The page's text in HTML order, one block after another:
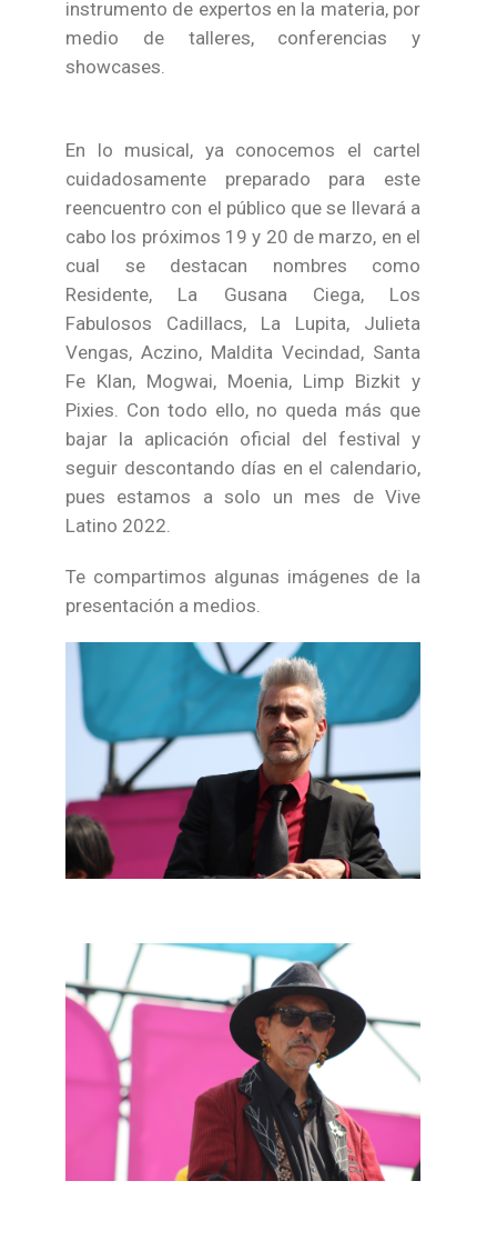
instrumento de expertos en la materia, por
medio de talleres, conferencias y
showcases.
En lo musical, ya conocemos el cartel
cuidadosamente preparado para este
reencuentro con el público que se llevará a
cabo los próximos 19 y 20 de marzo, en el
cual se destacan nombres como
Residente, La Gusana Ciega, Los
Fabulosos Cadillacs, La Lupita, Julieta
Vengas, Aczino, Maldita Vecindad, Santa
Fe Klan, Mogwai, Moenia, Limp Bizkit y
Pixies. Con todo ello, no queda más que
bajar la aplicación oficial del festival y
seguir descontando días en el calendario,
pues estamos a solo un mes de Vive
Latino 2022.
Te compartimos algunas imágenes de la
presentación a medios.